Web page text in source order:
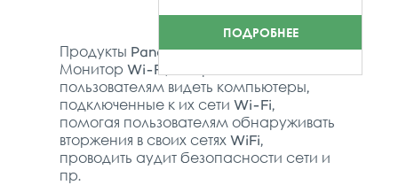
ПОДРОБНЕЕ
Продукты Panda Dome содержат
Монитор Wi-Fi, который позволяет
пользователям видеть компьютеры,
подключенные к их сети Wi-Fi,
помогая пользователям обнаруживать
вторжения в своих сетях WiFi,
проводить аудит безопасности сети и
пр.